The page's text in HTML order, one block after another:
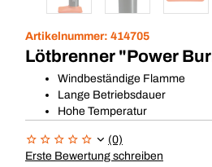
Artikelnummer: 414705
Lötbrenner "Power
Windbeständige Flamme
Lange Betriebsdauer
Hohe Temperatur
(0)
Erste Bewertung schreiben